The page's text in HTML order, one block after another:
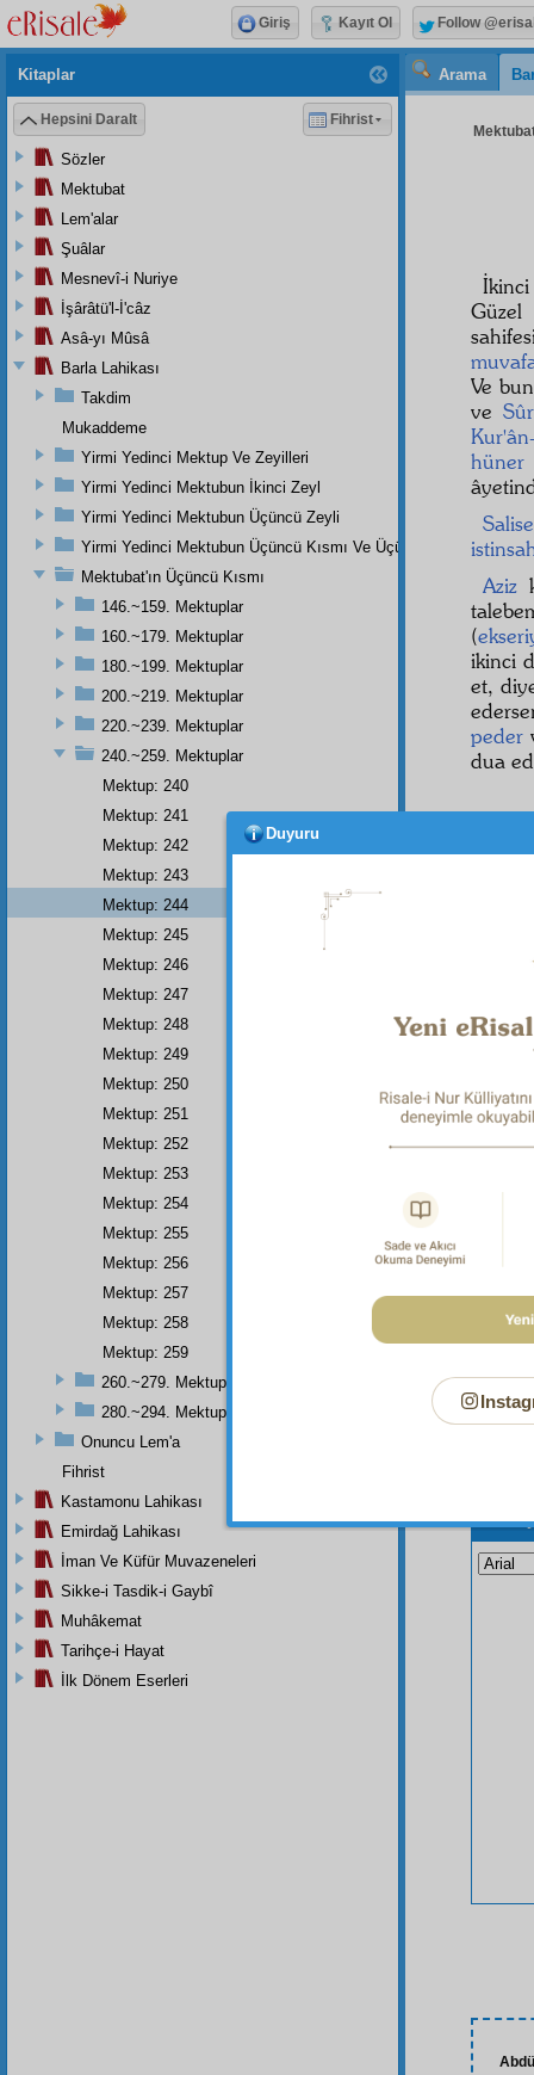
Arama
Ve
ve
hüner
Aziz
(
ikinci
et,
peder
dua
• • •
Dipnot-1
Bâkî
Bu
Kitaplar
Hepsini Daralt Fihrist
Sözler
Mektubat
Lem'alar
Şuâlar
Mesnevî-i Nuriye
İşârâtü'l-İ'câz
Asâ-yı Mûsâ
Barla Lahikası
Takdim
Mukaddeme
Yirmi Yedinci Mektup Ve Zeyilleri
Yirmi Yedinci Mektubun İkinci Zeyl
Yirmi Yedinci Mektubun Üçüncü Zeyli
Yirmi Yedinci Mektubun Üçüncü Kısmı Ve Üçüncü Zeylin
Mektubat'ın Üçüncü Kısmı
146.~159. Mektuplar
160.~179. Mektuplar
180.~199. Mektuplar
200.~219. Mektuplar
220.~239. Mektuplar
240.~259. Mektuplar
Mektup: 240
Mektup: 241
Mektup: 242
Mektup: 243
Mektup: 244
Mektup: 245
Mektup: 246
Mektup: 247
Mektup: 248
Mektup: 249
Mektup: 250
Mektup: 251
Mektup: 252
Mektup: 253
Mektup: 254
Mektup: 255
Mektup: 256
Mektup: 257
Mektup: 258
Mektup: 259
260.~279. Mektuplar
280.~294. Mektuplar
Onuncu Lem'a
Fihrist
Kastamonu Lahikası
Emirdağ Lahikası
İman Ve Küfür Muvazeneleri
Sikke-i Tasdik-i Gaybî
Muhâkemat
Tarihçe-i Hayat
İlk Dönem Eserleri
Giriş Kayıt Ol Follow
Duyuru